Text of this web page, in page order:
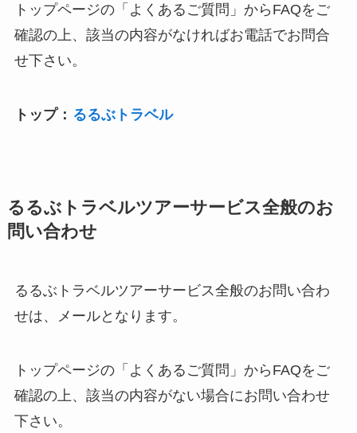
トップページの「よくあるご質問」からFAQをご
確認の上、該当の内容がなければお電話でお問合
せ下さい。
トップ： るるぶトラベル
るるぶトラベルツアーサービス全般のお
問い合わせ
るるぶトラベルツアーサービス全般のお問い合わ
せは、メールとなります。
トップページの「よくあるご質問」からFAQをご
確認の上、該当の内容がない場合にお問い合わせ
下さい。